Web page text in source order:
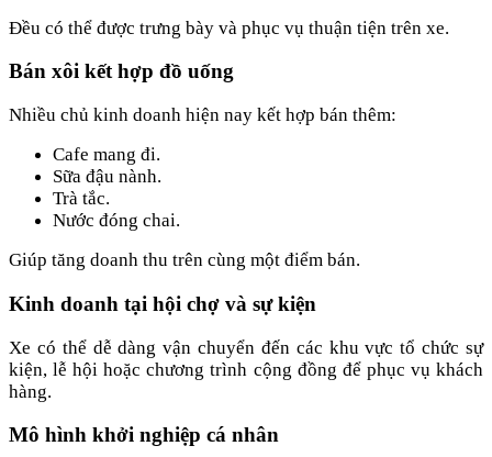
Đều có thể được trưng bày và phục vụ thuận tiện trên xe.
Bán xôi kết hợp đồ uống
Nhiều chủ kinh doanh hiện nay kết hợp bán thêm:
Cafe mang đi.
Sữa đậu nành.
Trà tắc.
Nước đóng chai.
Giúp tăng doanh thu trên cùng một điểm bán.
Kinh doanh tại hội chợ và sự kiện
Xe có thể dễ dàng vận chuyển đến các khu vực tổ chức sự
kiện, lễ hội hoặc chương trình cộng đồng để phục vụ khách
hàng.
Mô hình khởi nghiệp cá nhân